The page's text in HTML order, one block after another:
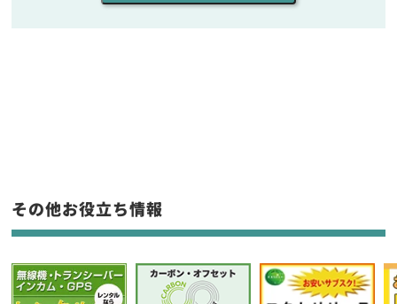
フリーワード入力(製品名等)
選択条件をリセット
その他お役立ち情報